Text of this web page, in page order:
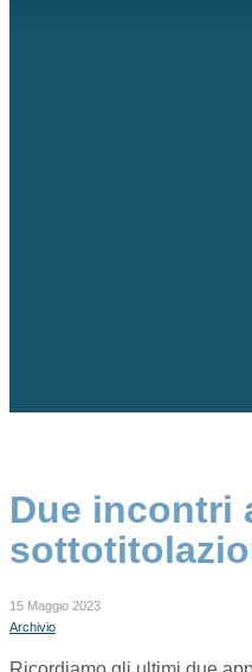
Due incontri
15 Maggio 2023
Archivio